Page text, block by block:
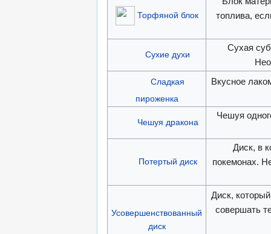
Торфяной блок
топлива,
Сухие духи
Сухая
Сладкая
пироженка
Вкусное
Чешуя дракона
Чешуя
Потертый диск
Диск, в
покемонах.
Усовершенствованный
диск
Диск,
совершать